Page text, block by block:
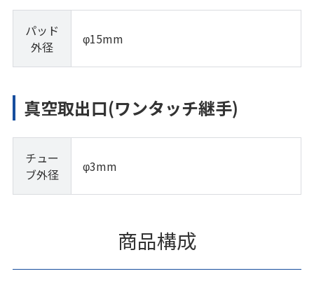
パッド
外径
φ15mm
真空取出口(ワンタッチ継手)
チュー
ブ外径
φ3mm
商品構成